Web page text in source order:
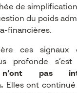
de
du poids
financières.
ces signaux
profonde
n’ont pas
Elles ont